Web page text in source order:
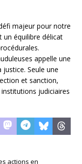
majeur pour notre
un équilibre délicat
appelle une
Seule une
et sanction,
judiciaires
actions en